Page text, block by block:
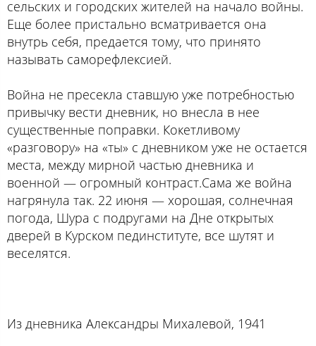
сельских и городских жителей на начало войны.
Еще более пристально всматривается она
внутрь себя, предается тому, что принято
называть саморефлексией.
Война не пресекла ставшую уже потребностью
привычку вести дневник, но внесла в нее
существенные поправки. Кокетливому
«разговору» на «ты» с дневником уже не остается
места, между мирной частью дневника и
военной — огромный контраст.Сама же война
нагрянула так. 22 июня — хорошая, солнечная
погода, Шура с подругами на Дне открытых
дверей в Курском пединституте, все шутят и
веселятся.
Из дневника Александры Михалевой, 1941